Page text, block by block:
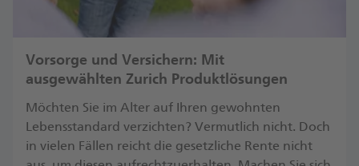
Vorsorge und Versichern: Mit
ausgewählten Zurich Produktlösungen
Möchten Sie im Alter auf Ihren gewohnten
Lebensstandard verzichten? Vermutlich nicht. Doch
in vielen Fällen reicht die gesetzliche Rente nicht